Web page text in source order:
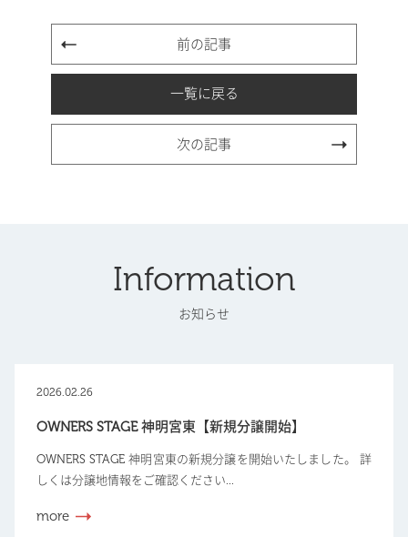
前の記事
一覧に戻る
次の記事
Information
お知らせ
2026.02.26
OWNERS STAGE 神明宮東【新規分譲開始】
OWNERS STAGE 神明宮東の新規分譲を開始いたしました。 詳
しくは分譲地情報をご確認ください...
more